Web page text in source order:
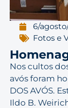
6/
Fotos e
Nos cultos
avós foram
DOS AVÓS.
Ildo B.